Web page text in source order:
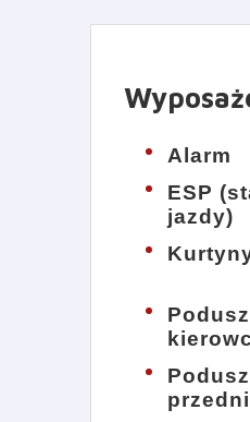
Alarm
ESP
jazdy)